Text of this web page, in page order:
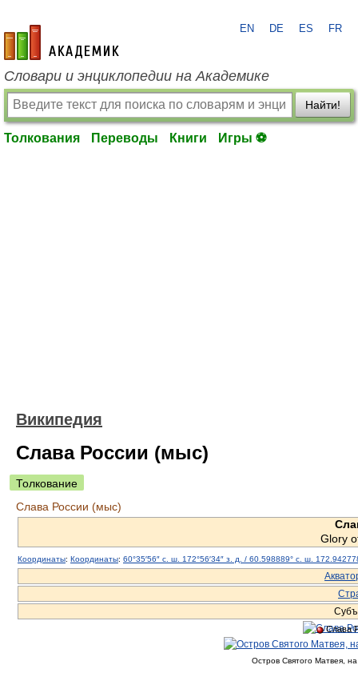
academic.ru
EN DE ES FR
Словари и энциклопедии на Академике
Найти!
Толкования Переводы Книги Игры ⚽
Википедия
Слава России (мыс)
Толкование
Слава России (мыс)
Glory
Координаты: Координаты: 60°35′56″ с. ш. 172°56′34″ з. д. / 60.598889° с. ш.
Слава
Остров Святого Матвея,